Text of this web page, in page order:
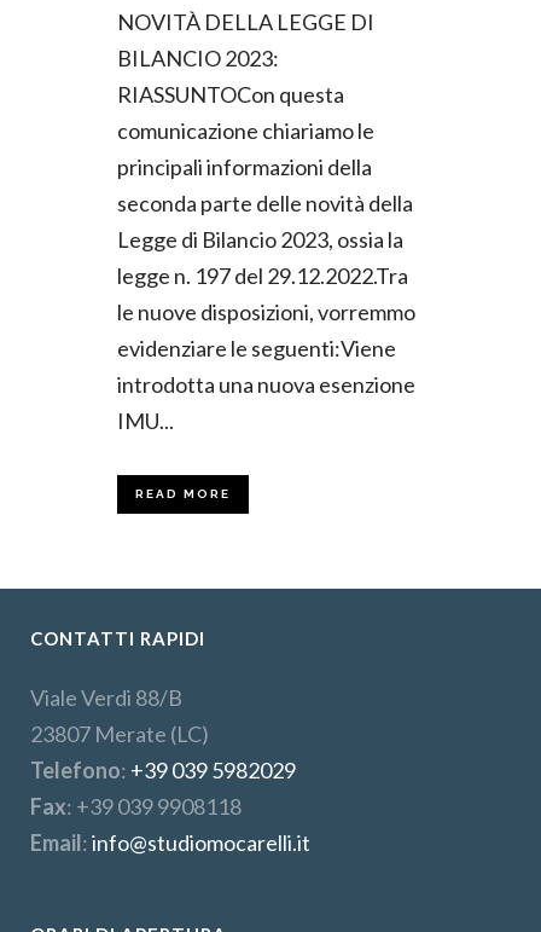
NOVITÀ DELLA LEGGE DI
BILANCIO 2023:
RIASSUNTOCon questa
comunicazione chiariamo le
principali informazioni della
seconda parte delle novità della
Legge di Bilancio 2023, ossia la
legge n. 197 del 29.12.2022.Tra
le nuove disposizioni, vorremmo
evidenziare le seguenti:Viene
introdotta una nuova esenzione
IMU...
READ MORE
CONTATTI RAPIDI
Viale Verdi 88/B
23807 Merate (LC)
Telefono: +39 039 5982029
Fax: +39 039 9908118
Email:info@studiomocarelli.it